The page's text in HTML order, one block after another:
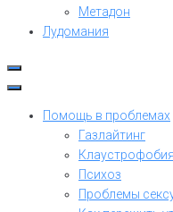
Метадон
Лудомания
Помощь в проблемах
Газлайтинг
Клаустрофобия
Психоз
Проблемы